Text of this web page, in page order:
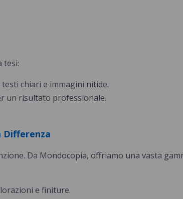
tesi:
chiari e immagini nitide.
un risultato professionale.
Differenza
Da Mondocopia, offriamo una vasta
e finiture.